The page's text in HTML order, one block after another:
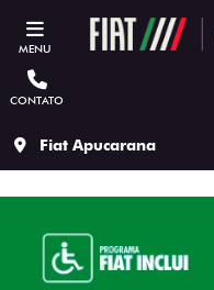
MENU
CONTATO
Fiat Apucarana